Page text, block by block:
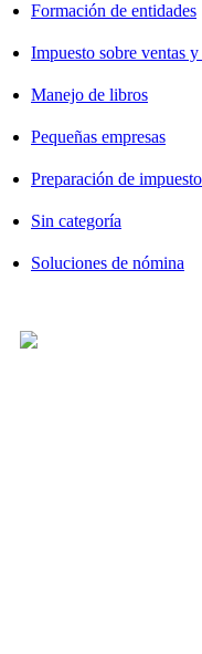
Formación de entidades
Impuesto sobre ventas y
Manejo de libros
Pequeñas empresas
Preparación de
Sin categoría
Soluciones de nómina